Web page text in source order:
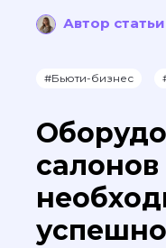
Автор
#Бьюти-бизнес
салонов